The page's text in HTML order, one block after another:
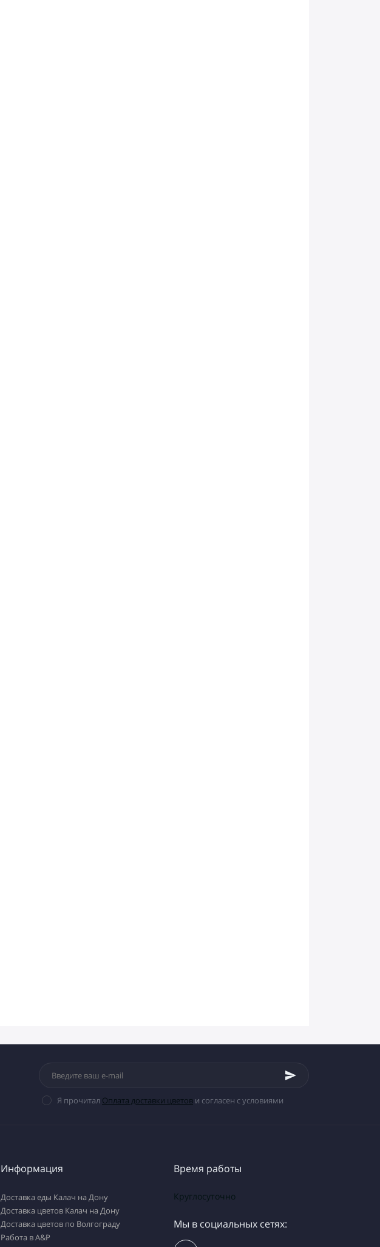
Я прочитал Оплата доставки цветов и согласен с условиями
Информация
Доставка еды Калач на Дону
Доставка цветов Калач на Дону
Доставка цветов по Волгограду
Работа в А&P
Время работы
Круглосуточно
Мы в социальных сетях: